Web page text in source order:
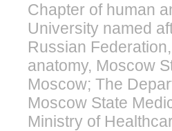
Chapter of human
University named
Russian
anatomy, Moscow
Moscow; The
Moscow State
Ministry of